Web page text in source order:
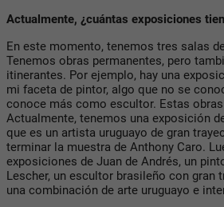
Actualmente, ¿cuántas exposiciones
En este momento, tenemos tres salas
Tenemos obras permanentes, pero
itinerantes. Por ejemplo, hay una
mi faceta de pintor, algo que no se
conoce más como escultor. Estas
Actualmente, tenemos una exposición
que es un artista uruguayo de gran
terminar la muestra de Anthony Caro.
exposiciones de Juan de Andrés, un
Lescher, un escultor brasileño con gran
una combinación de arte uruguayo e